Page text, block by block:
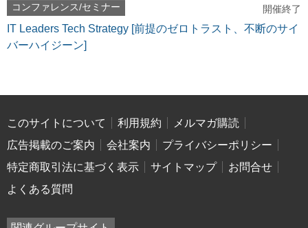
コンファレンス/セミナー 開催終了
IT Leaders Tech Strategy [前提のゼロトラスト、不断のサイ
バーハイジーン]
このサイトについて 利用規約
メルマガ購読
広告掲載のご案内
会社案内
プライバシーポリシー
特定商取引法に基づく表示
サイトマップ
お問合せ
よくある質問